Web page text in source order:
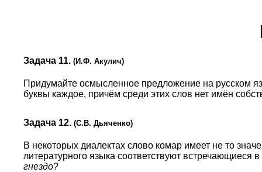
Задача 11. (И.Ф. Акулич)
Придумайте осмысленное предложение на русском
буквы каждое, причём среди этих слов нет имён
Задача 12. (С.В. Дьяченко)
В некоторых диалектах слово комар имеет не то
литературного языка соответствуют
гнездо?